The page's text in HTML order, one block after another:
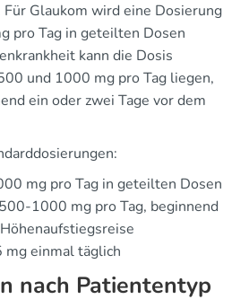
Glaukom wird eine Dosierung
pro Tag in geteilten Dosen
kann die Dosis
und 1000 mg pro Tag liegen,
ein oder zwei Tage vor dem
mg pro Tag in geteilten Dosen
1000 mg pro Tag, beginnend
einmal täglich
nach Patiententyp